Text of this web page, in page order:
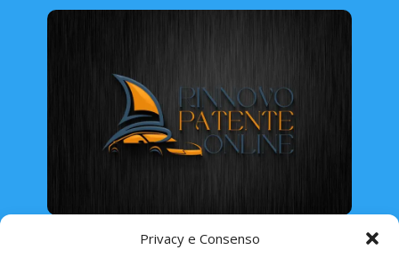
Privacy e Consenso